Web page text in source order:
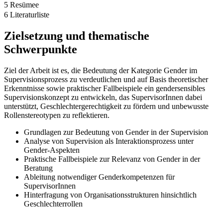
5 Resümee
6 Literaturliste
Zielsetzung und thematische
Schwerpunkte
Ziel der Arbeit ist es, die Bedeutung der Kategorie Gender im
Supervisionsprozess zu verdeutlichen und auf Basis theoretischer
Erkenntnisse sowie praktischer Fallbeispiele ein gendersensibles
Supervisionskonzept zu entwickeln, das SupervisorInnen dabei
unterstützt, Geschlechtergerechtigkeit zu fördern und unbewusste
Rollenstereotypen zu reflektieren.
Grundlagen zur Bedeutung von Gender in der Supervision
Analyse von Supervision als Interaktionsprozess unter
Gender-Aspekten
Praktische Fallbeispiele zur Relevanz von Gender in der
Beratung
Ableitung notwendiger Genderkompetenzen für
SupervisorInnen
Hinterfragung von Organisationsstrukturen hinsichtlich
Geschlechterrollen